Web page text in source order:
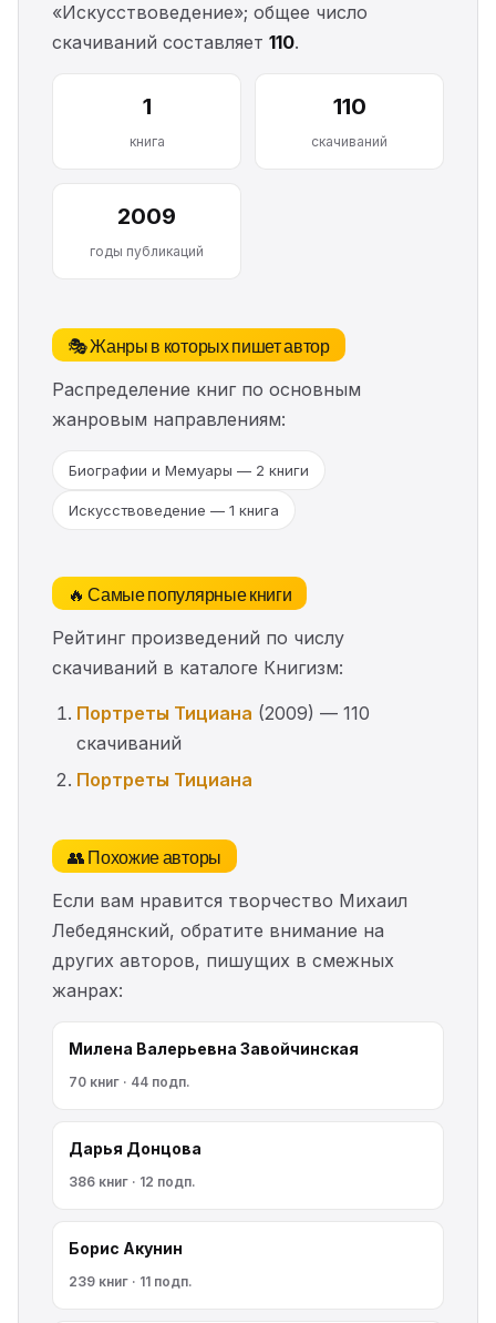
«Искусствоведение»; общее число
скачиваний составляет 110.
1
книга
110
скачиваний
2009
годы публикаций
🎭 Жанры в которых пишет автор
Распределение книг по основным
жанровым направлениям:
Биографии и Мемуары — 2 книги
Искусствоведение — 1 книга
🔥 Самые популярные книги
Рейтинг произведений по числу
скачиваний в каталоге Книгизм:
Портреты Тициана (2009) — 110
скачиваний
Портреты Тициана
👥 Похожие авторы
Если вам нравится творчество Михаил
Лебедянский, обратите внимание на
других авторов, пишущих в смежных
жанрах:
Милена Валерьевна Завойчинская
70 книг · 44 подп.
Дарья Донцова
386 книг · 12 подп.
Борис Акунин
239 книг · 11 подп.